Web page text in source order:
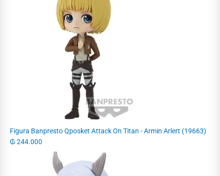
Figura Banpresto Qposket Attack On Titan - Armin Arlert (19663)
₲ 244.000